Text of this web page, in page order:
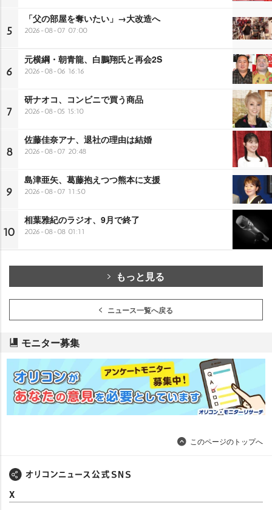
5
「父の部屋を奪いたい」→大改造へ
2026-08-07 07:00
6
元横綱・朝青龍、白鵬翔氏と再会2S
2026-08-06 16:16
7
研ナオコ、コンビニで買う商品
2026-08-05 15:10
8
佐藤佳奈アナ、退社の理由は結婚
2026-08-07 20:48
9
島津亜矢、葛藤抱えつつ熊本に支援
2026-08-07 11:50
10
相葉雅紀のラジオ、9月で終了
2026-08-08 01:11
もっと見る
ニュース一覧へ戻る
モニター募集
このページのトップへ
X